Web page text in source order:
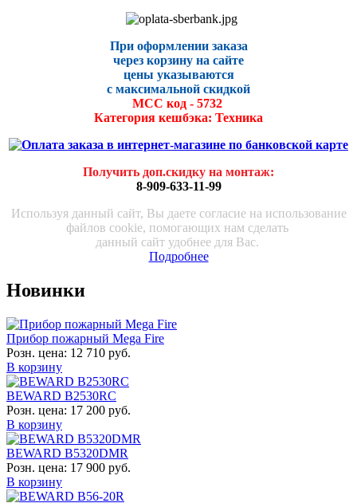
При оформлении заказа
через корзину на сайте
цены указываются
с максимальной скидкой
МСС код - 5732
Категория кешбэка: Техника
Получить доп.скидку на монтаж:
8-909-633-11-99
Используя данный сайт, Вы даете согласие на использование
файлов cookie, помогающих нам сделать
данный сайт удобнее для Вас.
Подробнее
Новинки
Прибор пожарный Mega Fire
Розн. цена: 12 710 руб.
В корзину
BEWARD B2530RC
Розн. цена: 17 200 руб.
В корзину
BEWARD B5320DMR
Розн. цена: 17 900 руб.
В корзину